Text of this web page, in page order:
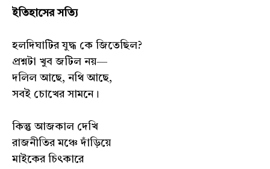
ইতিহাসের সত্যি
হলদিঘাটির যুদ্ধ কে জিতেছিল?
প্রশ্নটা খুব জটিল নয়—
দলিল আছে, নথি আছে,
সবই চোখের সামনে।
কিন্তু আজকাল দেখি
রাজনীতির মঞ্চে দাঁড়িয়ে
মাইকের চিৎকারে